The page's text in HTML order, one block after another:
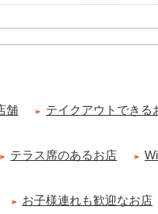
の顧問契約 】 冷え性改善協会
舗 テイクアウトできる
テラス席のあるお店
お子様連れも歓迎なお店